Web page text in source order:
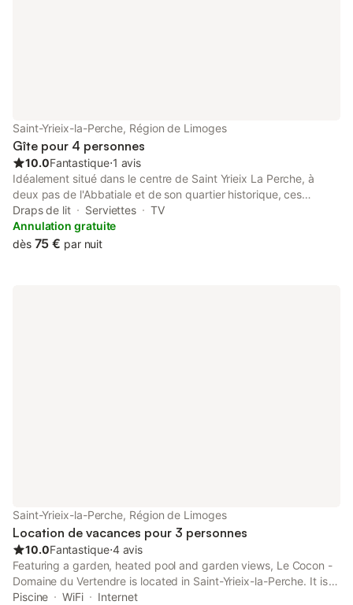
Saint-Yrieix-la-Perche, Région de Limoges
Gîte pour 4 personnes
10.0Fantastique⋅1 avis
Idéalement situé dans le centre de Saint Yrieix La Perche, à
deux pas de l'Abbatiale et de son quartier historique, ces
restaurants, centre hospitalier, maison de retraite etc...
Appartement refait à neuf, idéalement situé dans le centre de
Saint Yrieix La Perche Situé près de Jumilhac le grand,
Draps de lit Serviettes
TV
Annulation gratuite
dès 75 € par nuit
Saint-Yrieix-la-Perche, Région de Limoges
Location de vacances pour 3 personnes
10.0Fantastique⋅4 avis
Featuring a garden, heated pool and garden views, Le Cocon -
Domaine du Vertendre is located in Saint-Yrieix-la-Perche. It is
situated 38 km from Limoges Exhibition Center and provides
Piscine WiFi
Internet